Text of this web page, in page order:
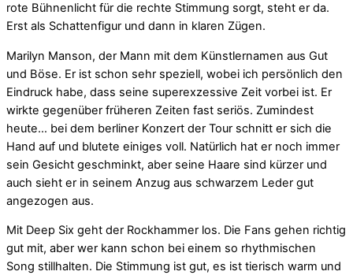
rote Bühnenlicht für die rechte Stimmung sorgt, steht er da.
Erst als Schattenfigur und dann in klaren Zügen.
Marilyn Manson, der Mann mit dem Künstlernamen aus Gut
und Böse. Er ist schon sehr speziell, wobei ich persönlich den
Eindruck habe, dass seine superexzessive Zeit vorbei ist. Er
wirkte gegenüber früheren Zeiten fast seriös. Zumindest
heute… bei dem berliner Konzert der Tour schnitt er sich die
Hand auf und blutete einiges voll. Natürlich hat er noch immer
sein Gesicht geschminkt, aber seine Haare sind kürzer und
auch sieht er in seinem Anzug aus schwarzem Leder gut
angezogen aus.
Mit Deep Six geht der Rockhammer los. Die Fans gehen richtig
gut mit, aber wer kann schon bei einem so rhythmischen
Song stillhalten. Die Stimmung ist gut, es ist tierisch warm und